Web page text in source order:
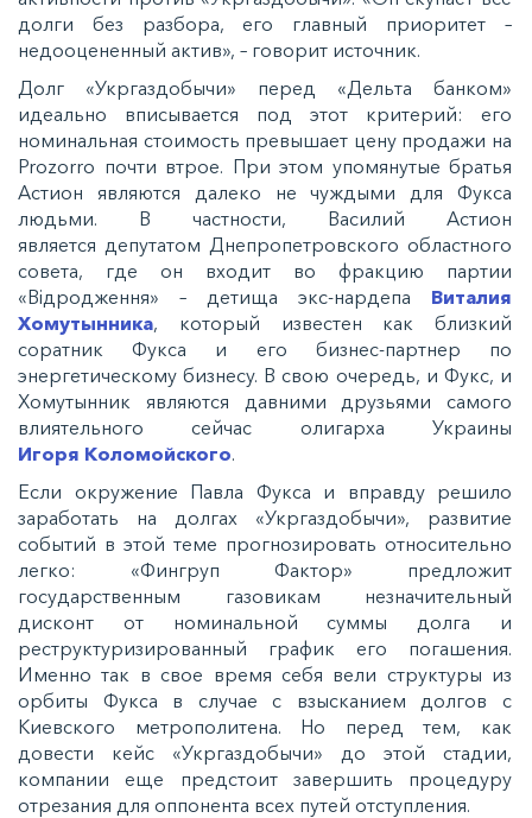
долги без разбора, его главный приоритет –
недооцененный актив», – говорит источник.
Долг «Укргаздобычи» перед «Дельта банком»
идеально вписывается под этот критерий: его
номинальная стоимость превышает цену продажи на
Prozorro почти втрое. При этом упомянутые братья
Астион являются далеко не чуждыми для Фукса
людьми. В частности, Василий Астион
является депутатом Днепропетровского областного
совета, где он входит во фракцию партии
«Відродження» – детища экс-нардепа Виталия
Хомутынника, который известен как близкий
соратник Фукса и его бизнес-партнер по
энергетическому бизнесу. В свою очередь, и Фукс, и
Хомутынник являются давними друзьями самого
влиятельного сейчас олигарха Украины
Игоря Коломойского.
Если окружение Павла Фукса и вправду решило
заработать на долгах «Укргаздобычи», развитие
событий в этой теме прогнозировать относительно
легко: «Фингруп Фактор» предложит
государственным газовикам незначительный
дисконт от номинальной суммы долга и
реструктуризированный график его погашения.
Именно так в свое время себя вели структуры из
орбиты Фукса в случае с взысканием долгов с
Киевского метрополитена. Но перед тем, как
довести кейс «Укргаздобычи» до этой стадии,
компании еще предстоит завершить процедуру
отрезания для оппонента всех путей отступления.